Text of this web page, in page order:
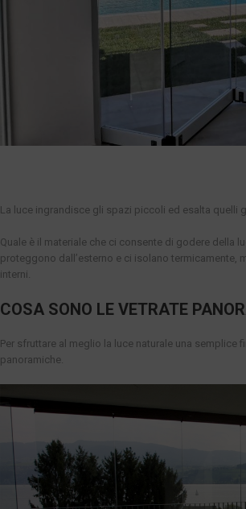
La luce ingrandisce gli spazi piccoli ed esalta quelli
Quale è il materiale che ci consente di godere della
proteggono dall’esterno e ci isolano termicamente,
interni.
COSA SONO LE VETRATE
Per sfruttare al meglio la luce naturale una semplice
panoramiche.